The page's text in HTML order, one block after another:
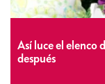
Así luce el elenco
después